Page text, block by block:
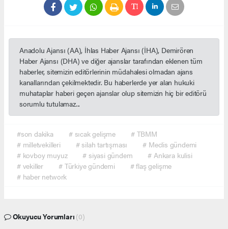
Anadolu Ajansı (AA), İhlas Haber Ajansı (İHA), Demirören
Haber Ajansı (DHA) ve diğer ajanslar tarafından eklenen tüm
haberler, sitemizin editörlerinin müdahalesi olmadan ajans
kanallarından çekilmektedir. Bu haberlerde yer alan hukuki
muhataplar haberi geçen ajanslar olup sitemizin hiç bir editörü
sorumlu tutulamaz...
#son dakika # sıcak gelişme
# TBMM
# milletvekilleri
# silah tartışması
# Meclis gündemi
# kovboy muyuz
# siyasi gündem
# Ankara kulisi
# vekiller
# Türkiye gündemi
# flaş gelişme
# haber network
Okuyucu Yorumları (0)